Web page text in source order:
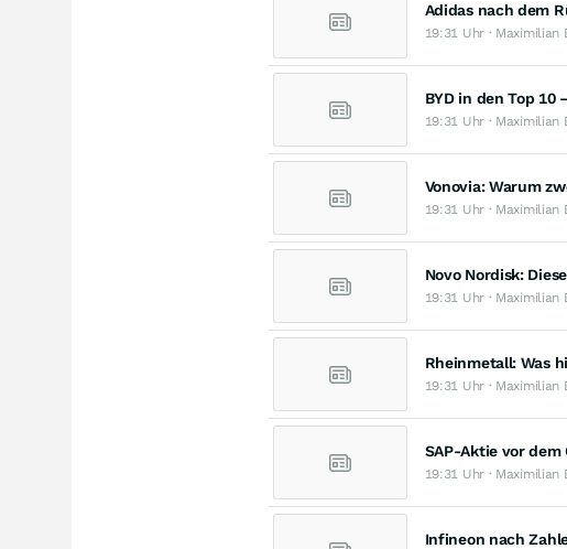
Adidas nach dem
19:31 Uhr · Maximilian
BYD in den Top
19:31 Uhr · Maximilian
Vonovia: Warum
19:31 Uhr · Maximilian
Novo Nordisk:
19:31 Uhr · Maximilian
Rheinmetall: Was
19:31 Uhr · Maximilian
SAP-Aktie vor
19:31 Uhr · Maximilian
Infineon nach